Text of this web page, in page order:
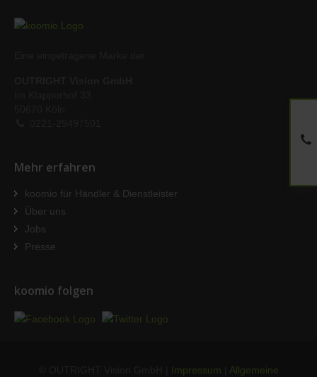
Mehr erfahren
koomio für Händler & Dienstleister
Über uns
Jobs
Presse
koomio folgen
Impressum Allgemeine